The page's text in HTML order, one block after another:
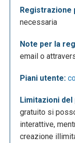
Ecco come si
necessaria
Note per la
email o
Piani utente:
Limitazioni
gratuito si
interattive,
creazione